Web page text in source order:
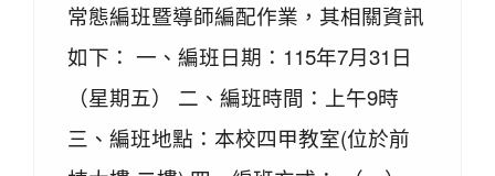
常態編班暨導師編配作業，其相關資訊
如下： 一、編班日期：115年7月31日
（星期五） 二、編班時間：上午9時
三、編班地點：本校四甲教室(位於前